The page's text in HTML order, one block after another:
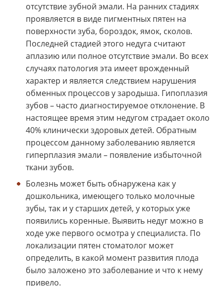
отсутствие зубной эмали. На ранних стадиях
проявляется в виде пигментных пятен на
поверхности зуба, бороздок, ямок, сколов.
Последней стадией этого недуга считают
аплазию или полное отсутствие эмали. Во всех
случаях патология эта имеет врожденный
характер и является следствием нарушения
обменных процессов у зародыша. Гипоплазия
зубов – часто диагностируемое отклонение. В
настоящее время этим недугом страдает около
40% клинически здоровых детей. Обратным
процессом данному заболеванию является
гиперплазия эмали – появление избыточной
ткани зубов.
Болезнь может быть обнаружена как у
дошкольника, имеющего только молочные
зубы, так и у старших детей, у которых уже
появились коренные. Выявить недуг можно в
ходе уже первого осмотра у специалиста. По
локализации пятен стоматолог может
определить, в какой момент развития плода
было заложено это заболевание и что к нему
привело.